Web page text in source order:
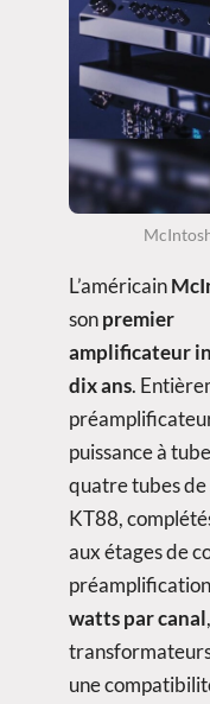
L’américain
sonpremier
amplificateur
dix ans.
puissance à
quatre tubes
KT88,
aux étages de
watts par canal
une